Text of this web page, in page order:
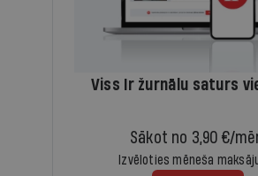
Viss Ir žurnālu saturs
Sākot no 3,90 €/
Izvēloties mēneša